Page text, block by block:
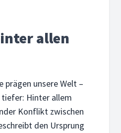
allen
prägen unsere Welt –
Hinter allem
Konflikt zwischen
den Ursprung